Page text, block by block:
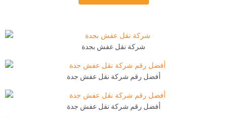
شركة نقل عفش بجدة
أفضل رقم شركة نقل عفش جدة
أفضل رقم شركة نقل عفش جدة